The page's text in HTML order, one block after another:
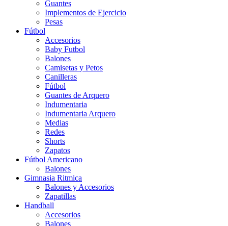
Guantes
Implementos de Ejercicio
Pesas
Fútbol
Accesorios
Baby Futbol
Balones
Camisetas y Petos
Canilleras
Fútbol
Guantes de Arquero
Indumentaria
Indumentaria Arquero
Medias
Redes
Shorts
Zapatos
Fútbol Americano
Balones
Gimnasia Ritmica
Balones y Accesorios
Zapatillas
Handball
Accesorios
Balones